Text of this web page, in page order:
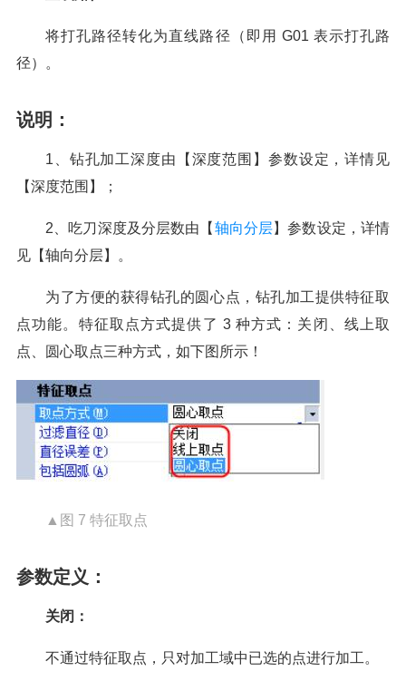
将打孔路径转化为直线路径（即用 G01 表示打孔路
径）。
说明：
1、钻孔加工深度由【深度范围】参数设定，详情见
【深度范围】；
2、吃刀深度及分层数由【 轴向分层】参数设定，详情
见【轴向分层】。
为了方便的获得钻孔的圆心点，钻孔加工提供特征取
点功能。特征取点方式提供了 3 种方式：关闭、线上取
点、圆心取点三种方式，如下图所示！
▲图 7 特征取点
参数定义：
关闭：
不通过特征取点，只对加工域中已选的点进行加工。